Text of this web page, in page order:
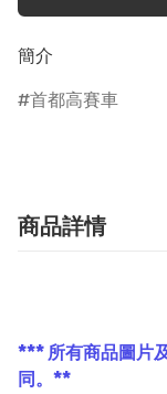
簡介
首都高賽車
商品詳情
*** 所有商品圖片
同。**